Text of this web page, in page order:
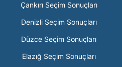
Çankırı Seçim Sonuçları
Denizli Seçim Sonuçları
Düzce Seçim Sonuçları
Elazığ Seçim Sonuçları